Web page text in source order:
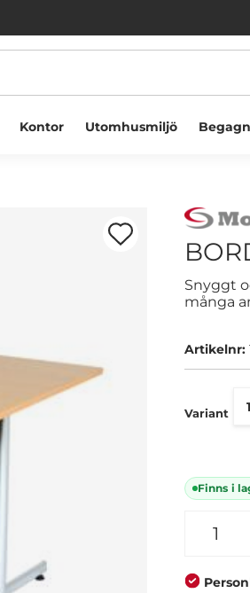
Kontor Utomhusmiljö
Snyggt
många
Artikelnr:
Variant
Finns i
Välkommen! Välj hur du vill
Företag